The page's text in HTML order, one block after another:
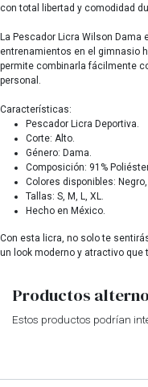
con total libertad y comodidad
La Pescador Licra Wilson
entrenamientos en el gimnasio
permite combinarla fácilmente
personal.
Características:
Pescador Licra Deportiva.
Corte: Alto.
Género: Dama.
Composición: 91%
Colores disponibles:
Tallas: S, M, L, XL.
Hecho en México.
Con esta licra, no solo te
un look moderno y atractivo que
Productos
Estos productos podrían